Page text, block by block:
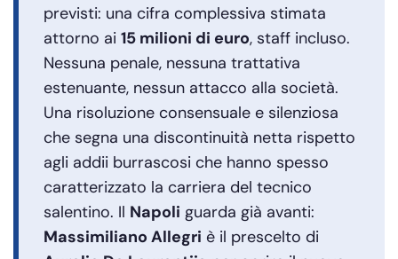
previsti: una cifra complessiva stimata
attorno ai 15 milioni di euro, staff incluso.
Nessuna penale, nessuna trattativa
estenuante, nessun attacco alla società.
Una risoluzione consensuale e silenziosa
che segna una discontinuità netta rispetto
agli addii burrascosi che hanno spesso
caratterizzato la carriera del tecnico
salentino. Il Napoli guarda già avanti:
Massimiliano Allegri è il prescelto di